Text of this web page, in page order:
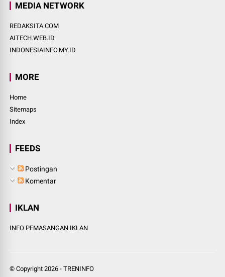
MEDIA NETWORK
REDAKSITA.COM
AITECH.WEB.ID
INDONESIAINFO.MY.ID
MORE
Home
Sitemaps
Index
FEEDS
Postingan
Komentar
IKLAN
INFO PEMASANGAN IKLAN
© Copyright2026 -TRENINFO